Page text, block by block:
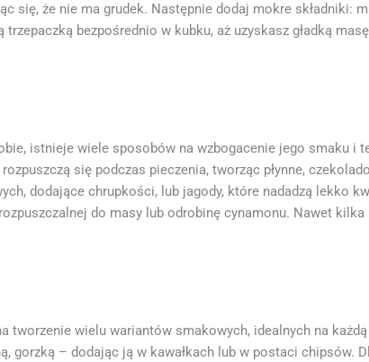
się, że nie ma grudek. Następnie dodaj mokre składniki:
bezpośrednio w kubku, aż uzyskasz gładką
istnieje wiele sposobów na wzbogacenie jego smaku i
się podczas pieczenia, tworząc płynne,
dodające chrupkości, lub jagody, które nadadzą lekko
do masy lub odrobinę cynamonu. Nawet
tworzenie wielu wariantów smakowych, idealnych na
gorzką – dodając ją w kawałkach lub w postaci chipsów.